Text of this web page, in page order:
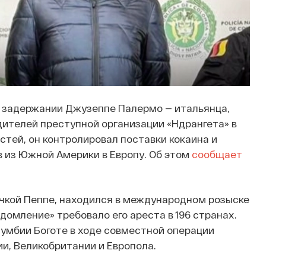
Джузеппе Палермо — итальянца,
преступной организации «Ндрангета» в
он контролировал поставки кокаина и
Южной Америки в Европу. Об этом сообщает
Пеппе, находился в международном розыске
требовало его ареста в 196 странах.
Боготе в ходе совместной операции
Великобритании и Европола.